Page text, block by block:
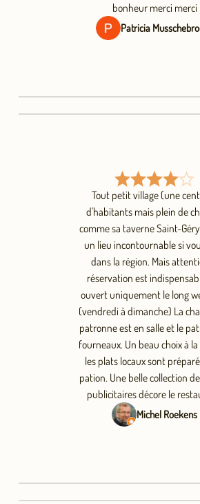
bonheur merci merci
Patricia
Tout petit village (une
d'habitants mais plein de
comme sa taverne Saint-
un lieu incontournable si
dans la région. Mais
réservation est
ouvert uniquement le long
(vendredi à dimanche) La
patronne est en salle et le
fourneaux. Un beau choix à
les plats locaux sont
pation. Une belle collection
publicitaires décore le
Michel Roekens